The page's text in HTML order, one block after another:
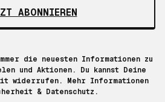
ABONNIEREN
die neuesten Informationen zu
und Aktionen. Du kannst Deine
widerrufen. Mehr Informationen
& Datenschutz.